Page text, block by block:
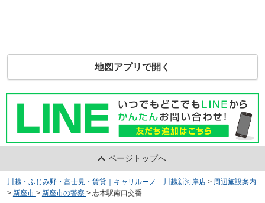
地図アプリで開く
ページトップへ
川越・ふじみ野・富士見・賃貸｜キャリルーノ 川越新河岸店 > 周辺施設案内
> 新座市 > 新座市の警察 > 志木駅南口交番